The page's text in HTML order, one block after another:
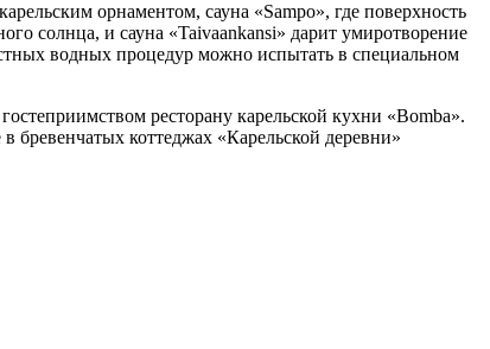
орнаментом, сауна «Sampo», где поверхность
солнца, и сауна «Taivaankansi» дарит умиротворение
водных процедур можно испытать в специальном
ресторану карельской кухни «Bomba».
бревенчатых коттеджах «Карельской деревни»